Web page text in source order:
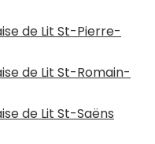
de Lit St-Pierre-
de Lit St-Romain-
de Lit St-Saëns